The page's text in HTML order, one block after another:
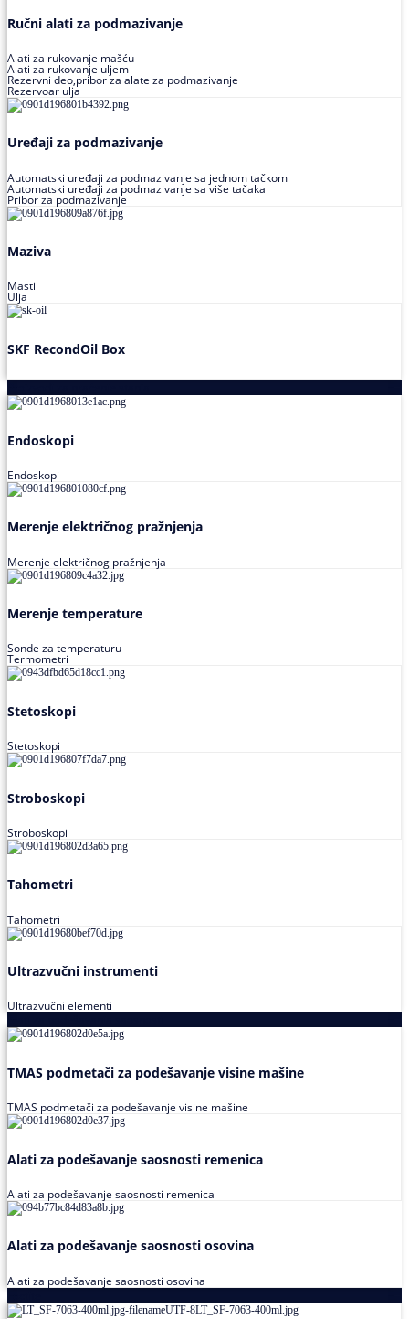
Ručni alati za podmazivanje
Alati za rukovanje mašću
Alati za rukovanje uljem
Rezervni deo,pribor za alate za podmazivanje
Rezervoar ulja
Uređaji za podmazivanje
Automatski uređaji za podmazivanje sa jednom tačkom
Automatski uređaji za podmazivanje sa više tačaka
Pribor za podmazivanje
Maziva
Masti
Ulja
SKF RecondOil Box
Endoskopi
Endoskopi
Merenje električnog pražnjenja
Merenje električnog pražnjenja
Merenje temperature
Sonde za temperaturu
Termometri
Stetoskopi
Stetoskopi
Stroboskopi
Stroboskopi
Tahometri
Tahometri
Ultrazvučni instrumenti
Ultrazvučni elementi
TMAS podmetači za podešavanje visine mašine
TMAS podmetači za podešavanje visine mašine
Alati za podešavanje saosnosti remenica
Alati za podešavanje saosnosti remenica
Alati za podešavanje saosnosti osovina
Alati za podešavanje saosnosti osovina